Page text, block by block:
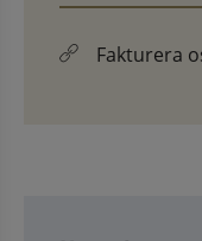
Fakturera